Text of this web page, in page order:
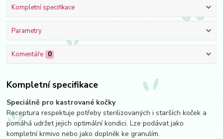
Kompletní specifikace
Parametry
Komentáře 0
Kompletní specifikace
Speciálně pro kastrované kočky
Receptura respektuje potřeby sterilizovaných i starších koček a
pomáhá udržet jejich optimální kondici. Lze podávat jako
kompletní krmivo nebo jako doplněk ke granulím.